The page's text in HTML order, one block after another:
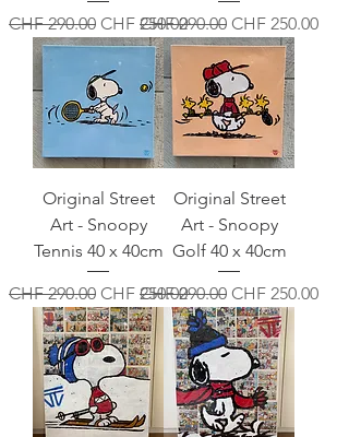
Standardpreis
CHF 290.00 Sale-Preis
CHF 250.00
Standardpreis
CHF 290.00 Sale-Preis
CHF 250.00
Original Street
Art - Snoopy
Tennis 40 x 40cm
Standardpreis
CHF 290.00 Sale-Preis
CHF 250.00
Original Street
Art - Snoopy
Golf 40 x 40cm
Standardpreis
CHF 290.00 Sale-Preis
CHF 250.00